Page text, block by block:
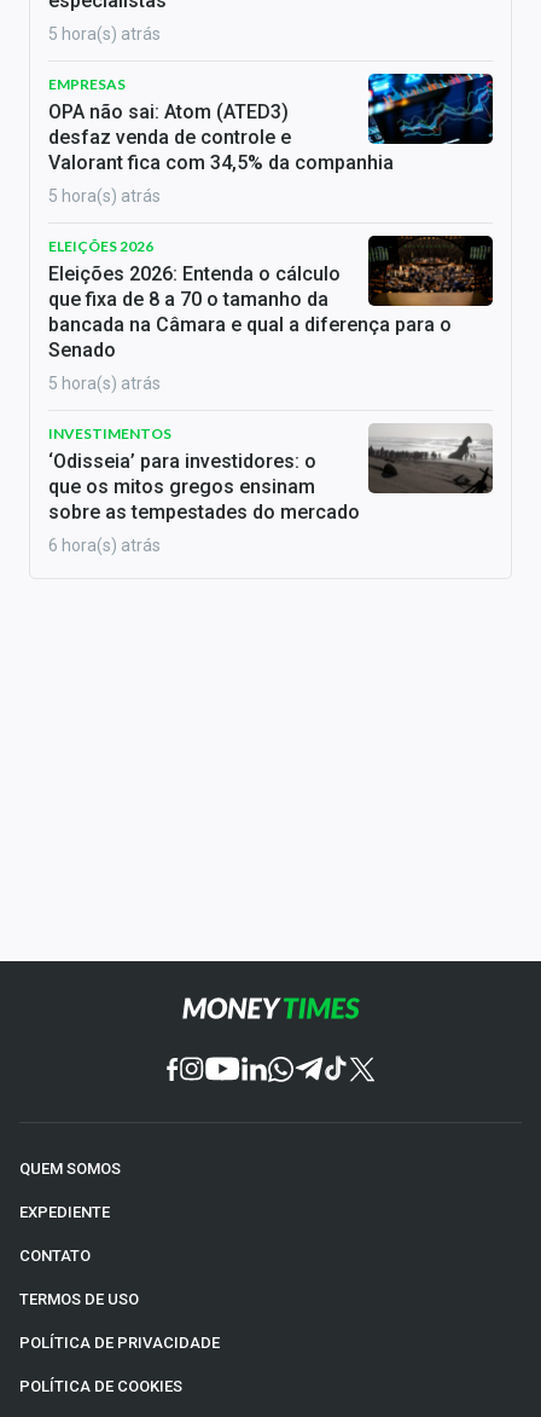
5 hora(s) atrás
EMPRESAS
OPA não sai: Atom (ATED3)
desfaz venda de controle e
Valorant fica com 34,5% da companhia
5 hora(s) atrás
ELEIÇÕES 2026
Eleições 2026: Entenda o cálculo
que fixa de 8 a 70 o tamanho da
bancada na Câmara e qual a diferença para o
Senado
5 hora(s) atrás
INVESTIMENTOS
‘Odisseia’ para investidores: o
que os mitos gregos ensinam
sobre as tempestades do mercado
6 hora(s) atrás
QUEM SOMOS
EXPEDIENTE
CONTATO
TERMOS DE USO
POLÍTICA DE PRIVACIDADE
POLÍTICA DE COOKIES